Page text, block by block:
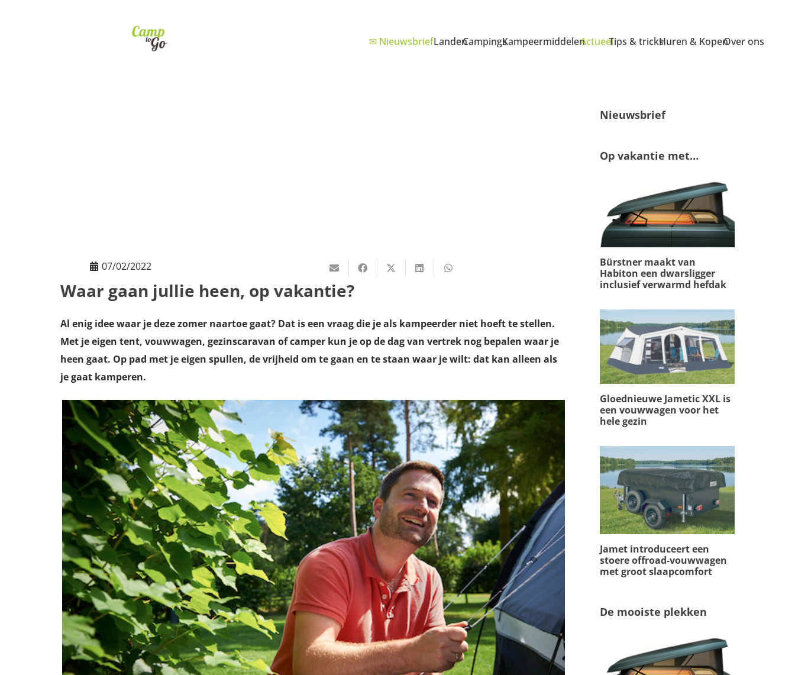
✉ NieuwsbriefLandenCampingsKampeermiddelenActueelTips & tricksHuren & KopenOver ons
07/02/2022
Waar gaan jullie heen, op vakantie?
Al enig idee waar je deze zomer naartoe gaat? Dat is een vraag die je als kampeerder niet hoeft te stellen.
Met je eigen tent, vouwwagen, gezinscaravan of camper kun je op de dag van vertrek nog bepalen waar je
heen gaat. Op pad met je eigen spullen, de vrijheid om te gaan en te staan waar je wilt: dat kan alleen als
je gaat kamperen.
Nieuwsbrief
Op vakantie met…
Bürstner maakt van
Habiton een dwarsligger
inclusief verwarmd hefdak
Gloednieuwe Jametic XXL is
een vouwwagen voor het
hele gezin
Jamet introduceert een
stoere offroad-vouwwagen
met groot slaapcomfort
De mooiste plekken